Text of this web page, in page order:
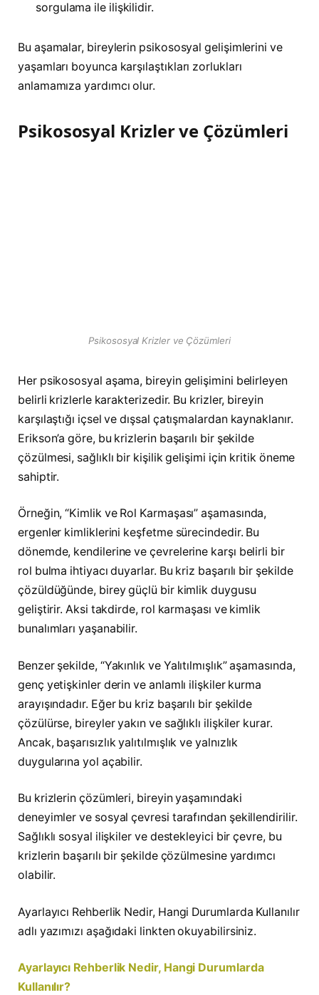
sorgulama ile ilişkilidir.
Bu aşamalar, bireylerin psikososyal gelişimlerini ve
yaşamları boyunca karşılaştıkları zorlukları
anlamamıza yardımcı olur.
Psikososyal Krizler ve Çözümleri
Psikososyal Krizler ve Çözümleri
Her psikososyal aşama, bireyin gelişimini belirleyen
belirli krizlerle karakterizedir. Bu krizler, bireyin
karşılaştığı içsel ve dışsal çatışmalardan kaynaklanır.
Erikson’a göre, bu krizlerin başarılı bir şekilde
çözülmesi, sağlıklı bir kişilik gelişimi için kritik öneme
sahiptir.
Örneğin, “Kimlik ve Rol Karmaşası” aşamasında,
ergenler kimliklerini keşfetme sürecindedir. Bu
dönemde, kendilerine ve çevrelerine karşı belirli bir
rol bulma ihtiyacı duyarlar. Bu kriz başarılı bir şekilde
çözüldüğünde, birey güçlü bir kimlik duygusu
geliştirir. Aksi takdirde, rol karmaşası ve kimlik
bunalımları yaşanabilir.
Benzer şekilde, “Yakınlık ve Yalıtılmışlık” aşamasında,
genç yetişkinler derin ve anlamlı ilişkiler kurma
arayışındadır. Eğer bu kriz başarılı bir şekilde
çözülürse, bireyler yakın ve sağlıklı ilişkiler kurar.
Ancak, başarısızlık yalıtılmışlık ve yalnızlık
duygularına yol açabilir.
Bu krizlerin çözümleri, bireyin yaşamındaki
deneyimler ve sosyal çevresi tarafından şekillendirilir.
Sağlıklı sosyal ilişkiler ve destekleyici bir çevre, bu
krizlerin başarılı bir şekilde çözülmesine yardımcı
olabilir.
Ayarlayıcı Rehberlik Nedir, Hangi Durumlarda Kullanılır
adlı yazımızı aşağıdaki linkten okuyabilirsiniz.
Ayarlayıcı Rehberlik Nedir, Hangi Durumlarda
Kullanılır?